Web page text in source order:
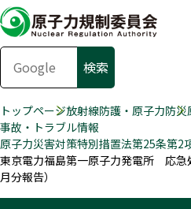
トップページ放射線防護・原子力防災
事故・トラブル情報
原子力災害対策特別措置法第25条第2
東京電力福島第一原子力発電所 応急
月分報告）